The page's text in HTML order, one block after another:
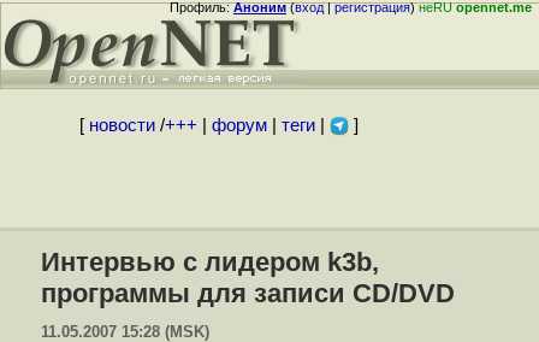
Профиль:Аноним(вход|регистрация)неRUopennet.me
[ новости/+++ форум| теги| ]
Интервью с лидером k3b,
программы для записи CD/DVD
11.05.2007 15:28 (MSK)